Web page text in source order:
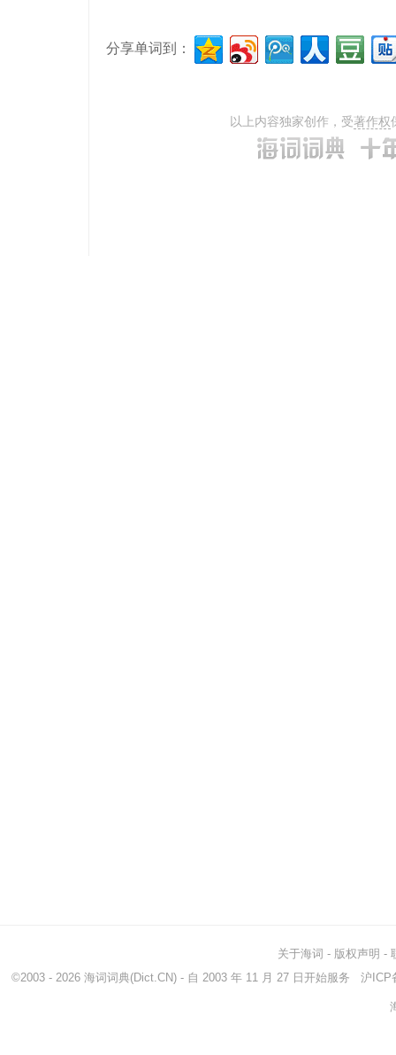
分享单词到：
以上内容独家创作，受著作权
关于海词 - 版权声明 -
©2003 - 2026 海词词典(Dict.CN) - 自 2003 年 11 月 27 日开始服务 沪ICP